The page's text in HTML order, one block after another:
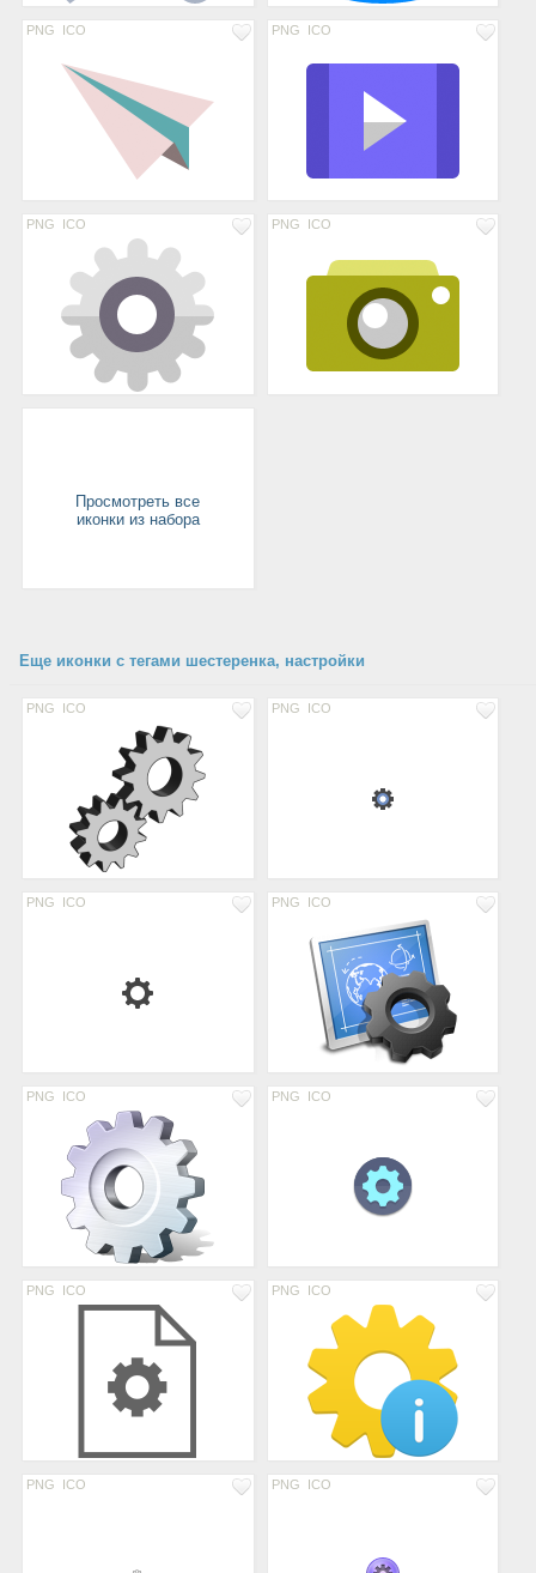
PNG ICO PNG ICO
PNG ICO PNG ICO
Просмотреть все
иконки из набора
Еще иконки с тегами шестеренка, настройки
PNG ICO PNG ICO
PNG ICO PNG ICO
PNG ICO PNG ICO
PNG ICO PNG ICO
PNG ICO PNG ICO